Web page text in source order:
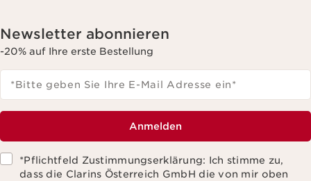
Newsletter abonnieren
-20% auf Ihre erste Bestellung
*Bitte geben Sie Ihre E-Mail Adresse ein*
Anmelden
*Pflichtfeld Zustimmungserklärung: Ich stimme zu,
dass die Clarins Österreich GmbH die von mir oben